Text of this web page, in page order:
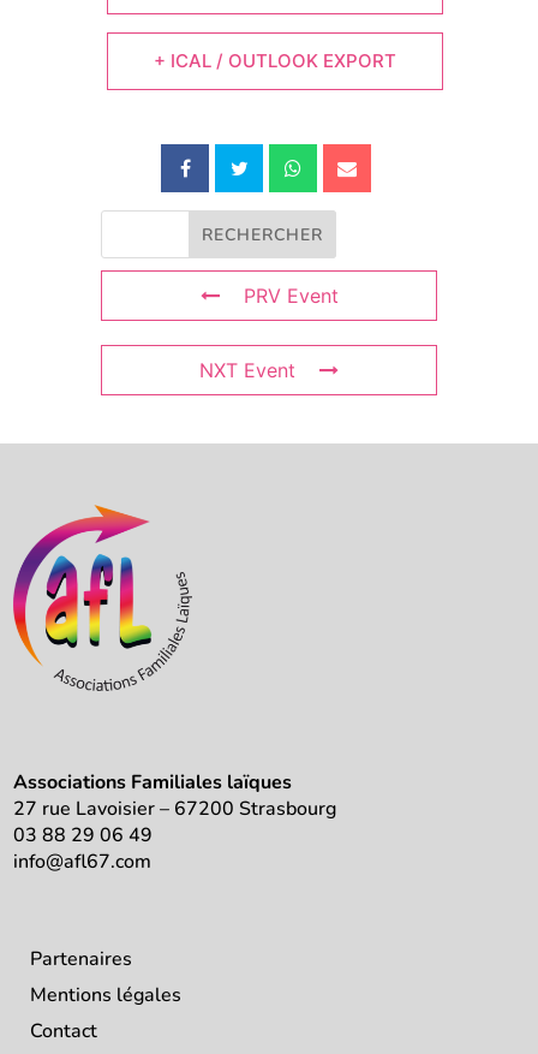
+ ICAL / OUTLOOK EXPORT
PRV Event
NXT Event
Associations Familiales laïques
27 rue Lavoisier – 67200 Strasbourg
03 88 29 06 49
info@afl67.com
Partenaires
Mentions légales
Contact